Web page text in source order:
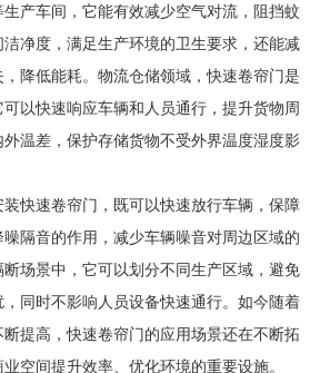
产车间，它能有效减少空气对流，阻挡蚊
净度，满足生产环境的卫生要求，还能减
降低能耗。物流仓储领域，快速卷帘门是
以快速响应车辆和人员通行，提升货物周
温差，保护存储货物不受外界温度湿度影
快速卷帘门，既可以快速放行车辆，保障
隔音的作用，减少车辆噪音对周边区域的
场景中，它可以划分不同生产区域，避免
同时不影响人员设备快速通行。如今随着
提高，快速卷帘门的应用场景还在不断拓
空间提升效率、优化环境的重要设施。